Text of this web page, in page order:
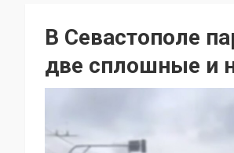
В Севастополе
две сплошные и